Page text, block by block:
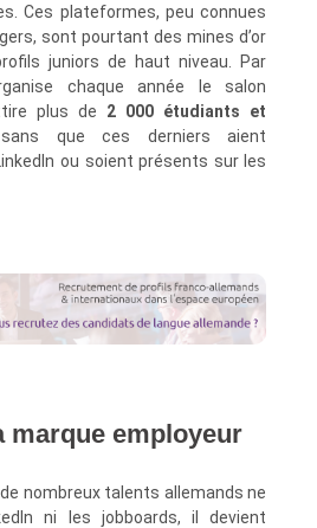
Ces plateformes, peu connues
sont pourtant des mines d’or
juniors de haut niveau. Par
chaque année le salon
plus de 2 000 étudiants et
que ces derniers aient
ou soient présents sur les
marque employeur
nombreux talents allemands ne
ni les jobboards, il devient